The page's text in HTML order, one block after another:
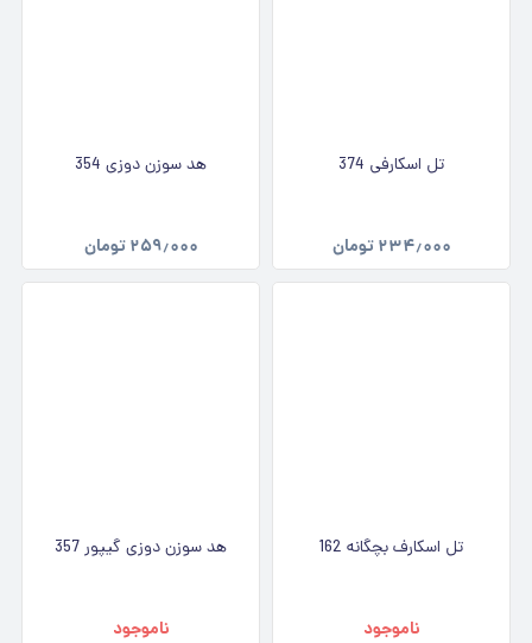
تل اسکارفی 374
۲۳۴٫۰۰۰ تومان
هد سوزن دوزی 354
۲۵۹٫۰۰۰ تومان
تل اسکارف بچگانه 162
ناموجود
هد سوزن دوزی گیپور 357
ناموجود